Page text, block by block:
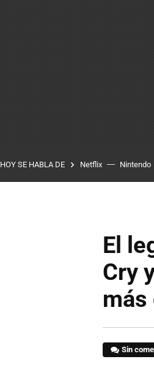
HOY SE HABLA DE Netflix Nintendo
El
Cry
más
Sin